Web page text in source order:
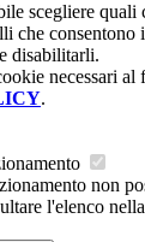
scegliere quali
che consentono
disabilitarli.
necessari al
.
non
l'elenco